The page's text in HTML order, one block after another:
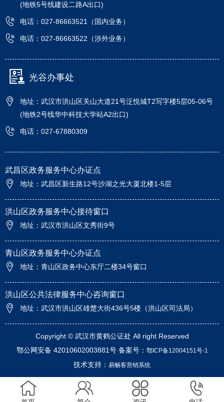
(地铁5号线建设二路A出口)
电话：027-86663521（国内业务）
电话：027-86663522（涉外业务）
光谷办事处
地址：武汉市洪山区关山大道21号泛悦城T2写字楼5层05-06号
(地铁2号线华中科技大学站A2出口)
电话：027-67880309
武昌区政务服务中心办证点
地址：武昌区新生路12号沙湖之光大厦北楼1-5层
洪山区政务服务中心接待窗口
地址：武汉市洪山区文秀街9号
青山区政务服务中心办证点
地址：青山区政务中心东厅二楼34号窗口
洪山区公共法律服务中心咨询窗口
地址：武汉市洪山区雄楚大街436号5楼（洪山区司法局）
Copyright © 武汉市黄鹤公证处 All right Reserved
鄂公网安备 42010602003881号 备案号： 鄂ICP备12004151号-1
技术支持： 易畅客营销系统